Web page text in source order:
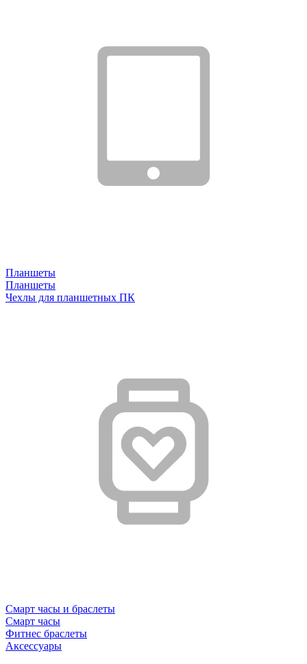
Планшеты
Планшеты
Чехлы для планшетных ПК
Смарт часы и браслеты
Смарт часы
Фитнес браслеты
Аксессуары